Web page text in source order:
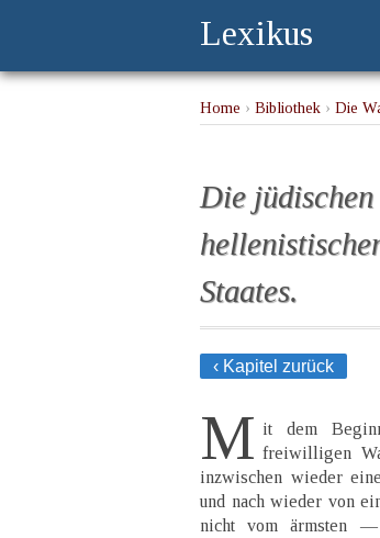
Lexikus
Home › Bibliothek › Die
Die
Staates.
‹ Kapitel zurück
M it dem
freiwilligen
inzwischen wieder
und nach wieder von
nicht vom ärmsten